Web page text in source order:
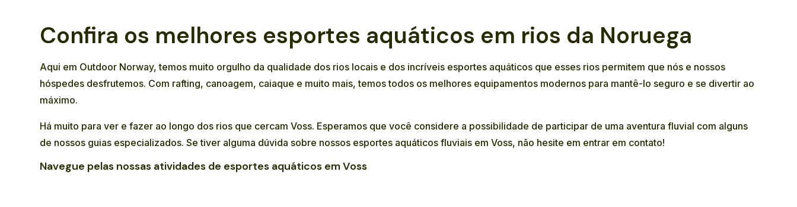
Confira os melhores esportes aquáticos em rios da Noruega
Aqui em Outdoor Norway, temos muito orgulho da qualidade dos rios locais e dos incríveis esportes aquáticos que esses rios permitem que nós e nossos
hóspedes desfrutemos. Com rafting, canoagem, caiaque e muito mais, temos todos os melhores equipamentos modernos para mantê-lo seguro e se divertir ao
máximo.
Há muito para ver e fazer ao longo dos rios que cercam Voss. Esperamos que você considere a possibilidade de participar de uma aventura fluvial com alguns
de nossos guias especializados. Se tiver alguma dúvida sobre nossos esportes aquáticos fluviais em Voss, não hesite em entrar em contato!
Navegue pelas nossas atividades de esportes aquáticos em Voss